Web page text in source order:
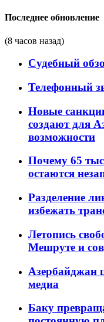
Последнее обновление
(8 часов назад)
Судебный
Телефонный
Новые
создают для
возможности
Почему 65
остаются
Разделение
избежать
Летопись
Мешруте и
Азербайджан
медиа
Баку